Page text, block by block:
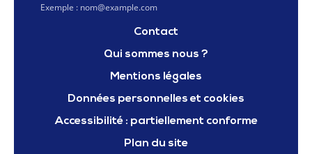
Exemple : nom@example.com
Contact
Qui sommes nous ?
Mentions légales
Données personnelles et cookies
Accessibilité : partiellement conforme
Plan du site